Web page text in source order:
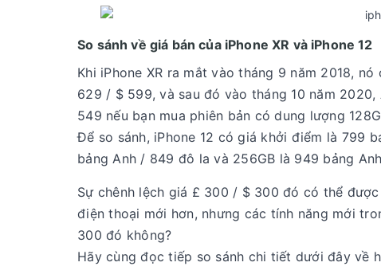
So sánh về giá bán của iPhone XR và iPhone 12
Khi iPhone XR ra mắt vào tháng 9 năm 2018,
629 / $ 599, và sau đó vào tháng 10 năm
549 nếu bạn mua phiên bản có dung lượng
Để so sánh, iPhone 12 có giá khởi điểm là 799
bảng Anh / 849 đô la và 256GB là 949 bảng
Sự chênh lệch giá £ 300 / $ 300 đó có thể
điện thoại mới hơn, nhưng các tính năng mới
300 đó không?
Hãy cùng đọc tiếp so sánh chi tiết dưới đây về